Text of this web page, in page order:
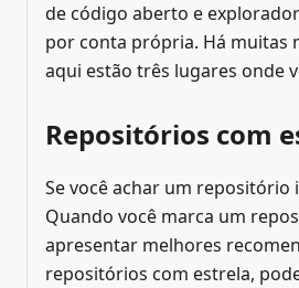
de código aberto e
por conta própria. Há muitas
aqui estão três lugares onde
Repositórios com
Se você achar um
Quando você marca um
apresentar melhores
repositórios com estrela,